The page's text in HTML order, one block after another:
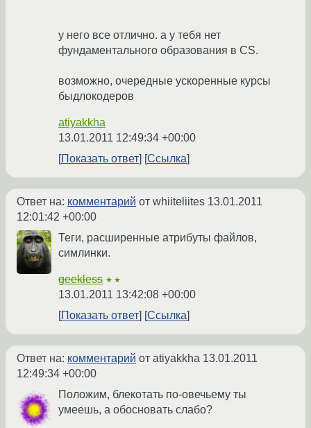
у него все отлично. а у тебя нет
фундаментального образования в CS.
возможно, очередные ускоренные курсы
быдлокодеров
atiyakkha
13.01.2011 12:49:34 +00:00
Показать ответ
Ссылка
Ответ на: комментарий от whiiteliites 13.01.2011
12:01:42 +00:00
Теги, расширенные атрибуты файлов,
симлинки.
geekless ★★
13.01.2011 13:42:08 +00:00
Показать ответ
Ссылка
Ответ на: комментарий от atiyakkha 13.01.2011
12:49:34 +00:00
Положим, блекотать по-овечьему ты
умеешь, а обосновать слабо?